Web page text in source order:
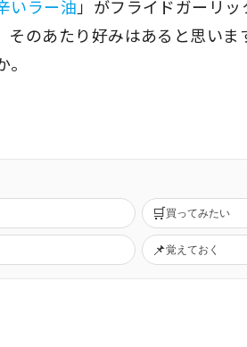
いラー油 」がフライドガーリ
そのあたり好みはあると思いま
🛒買ってみたい
📌覚えておく